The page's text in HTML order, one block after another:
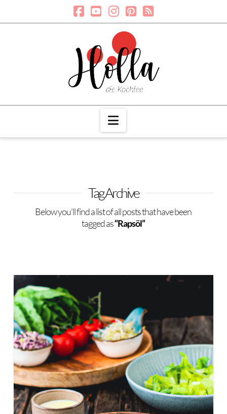
Navigation
Tag Archive
Below you'll find a list of all posts that have been
tagged as“Rapsöl”